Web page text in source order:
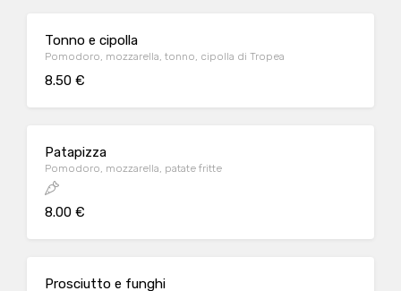
Tonno e cipolla
Pomodoro, mozzarella, tonno, cipolla di Tropea
8.50 €
Patapizza
Pomodoro, mozzarella, patate fritte
8.00 €
Prosciutto e funghi